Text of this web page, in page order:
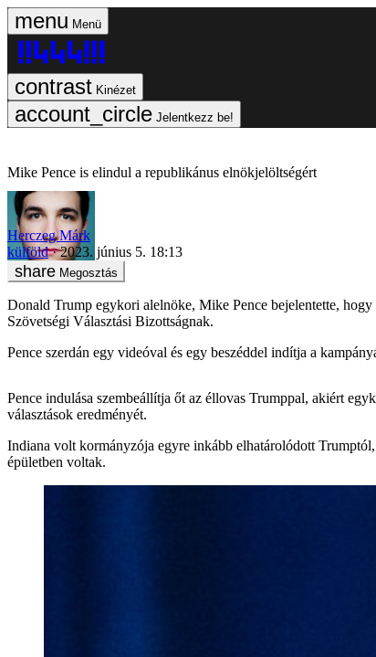
Menü
Kinézet
Jelentkezz be!
Mike Pence is elindul a republikánus elnökjelöltségért
Herczeg Márk
külföld
2023. június 5. 18:13
Megosztás
Donald Trump egykori alelnöke, Mike Pence bejelentette,
Szövetségi Választási Bizottságnak.
Pence szerdán egy videóval és egy beszéddel indítja a
Pence indulása szembeállítja őt az éllovas Trumppal, akiért
választások eredményét.
Indiana volt kormányzója egyre inkább elhatárolódott
épületben voltak.